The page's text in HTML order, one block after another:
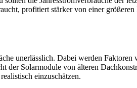
profitiert stärker von einer
unerlässlich. Dabei werden
der Solarmodule von älteren
einzuschätzen.